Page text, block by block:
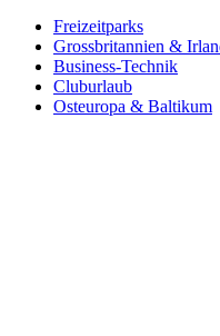
Freizeitparks
Grossbritannien &
Business-Technik
Cluburlaub
Osteuropa & Baltikum